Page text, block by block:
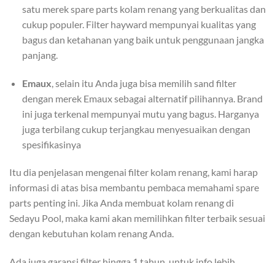
satu merek spare parts kolam renang yang berkualitas dan
cukup populer. Filter hayward mempunyai kualitas yang
bagus dan ketahanan yang baik untuk penggunaan jangka
panjang.
Emaux , selain itu Anda juga bisa memilih sand filter
dengan merek Emaux sebagai alternatif pilihannya. Brand
ini juga terkenal mempunyai mutu yang bagus. Harganya
juga terbilang cukup terjangkau menyesuaikan dengan
spesifikasinya
Itu dia penjelasan mengenai filter kolam renang, kami harap
informasi di atas bisa membantu pembaca memahami spare
parts penting ini. Jika Anda membuat kolam renang di
Sedayu Pool, maka kami akan memilihkan filter terbaik sesuai
dengan kebutuhan kolam renang Anda.